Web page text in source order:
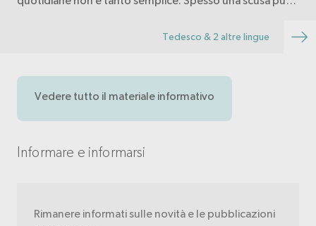
Tedesco & 2 altre lingue
Vedere tutto il materiale informativo
Informare e informarsi
Rimanere informati sulle novità e le pubblicazioni